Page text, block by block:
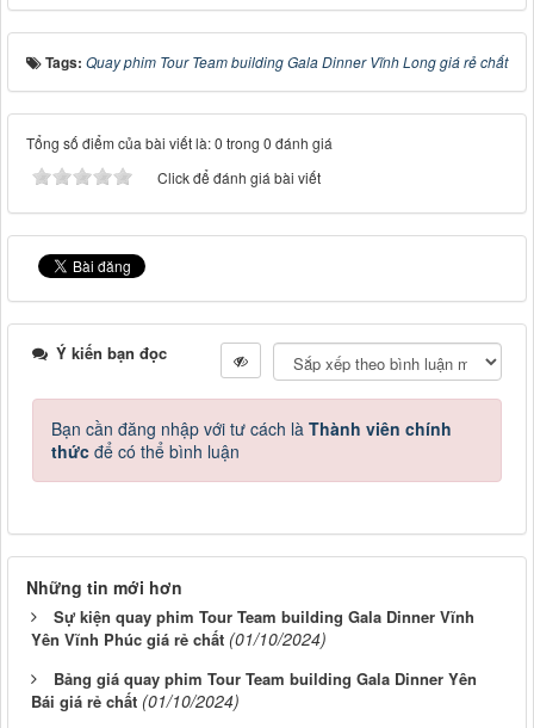
Tags: Quay phim Tour Team building Gala Dinner Vĩnh Long giá rẻ chất
Tổng số điểm của bài viết là: 0 trong 0 đánh giá
Click để đánh giá bài viết
Ý kiến bạn đọc
Bạn cần đăng nhập với tư cách là Thành viên chính
thức để có thể bình luận
Những tin mới hơn
Sự kiện quay phim Tour Team building Gala Dinner Vĩnh
Yên Vĩnh Phúc giá rẻ chất (01/10/2024)
Bảng giá quay phim Tour Team building Gala Dinner Yên
Bái giá rẻ chất (01/10/2024)